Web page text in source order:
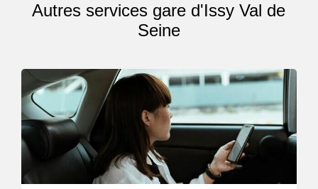
Autres services gare d'Issy Val de
Seine